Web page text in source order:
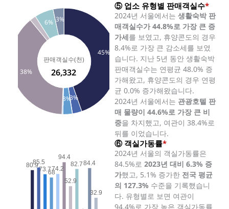
45%
3%
3%
38%
6% 3%
26,332
⑤ 업소 유형별 판매객실수*
2024년 서울에서는 생활숙박 판
매객실수가 44.8%로 가장 큰 증
가세를 보였고, 휴양콘도의 경우
8.4%로 가장 큰 감소세를 보였
습니다. 지난 5년 동안 생활숙박
판매객실수는 연평균 48.0% 증
가해왔고, 휴양콘도의 경우 연평
균 0.0% 증가해왔습니다.
2024년 서울에서는 관광호텔 판
매 물량이 44.6%로 가장 큰 비
중을 차지했고, 여관이 38.4%로
뒤를 이었습니다.
80.985.5
73.768
74.2
94.4
52.9
82.784.4
32.9
⑥ 객실가동률*
2024년 서울의 객실가동률은
84.5%로 2023년 대비 6.3% 증
가했고, 5.1% 증가한 전국 평균
의 127.3% 수준을 기록했습니
다. 유형별로 보면 여관이
94.4%로 가장 높은 객실가동률